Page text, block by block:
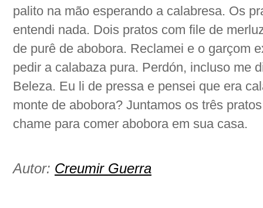
palito na mão esperando a calabresa. Os
entendi nada. Dois pratos com file de
de purê de abobora. Reclamei e o garçom
pedir a calabaza pura. Perdón, incluso me
Beleza. Eu li de pressa e pensei que era
monte de abobora? Juntamos os três
chame para comer abobora em sua casa.
Autor: Creumir Guerra